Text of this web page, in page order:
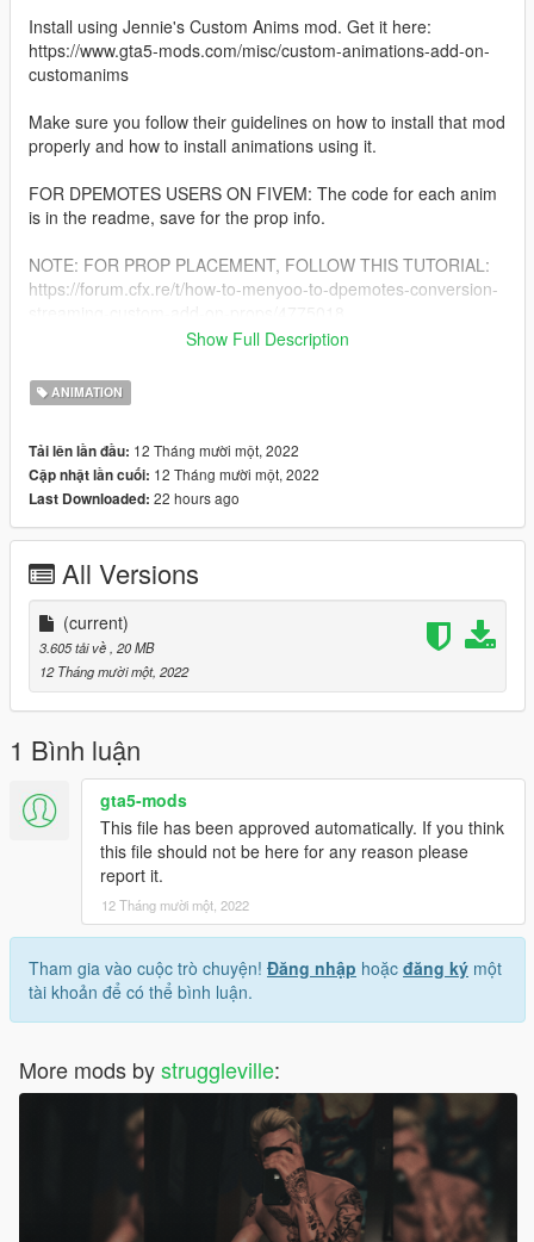
Install using Jennie's Custom Anims mod. Get it here:
https://www.gta5-mods.com/misc/custom-animations-add-on-
customanims
Make sure you follow their guidelines on how to install that mod
properly and how to install animations using it.
FOR DPEMOTES USERS ON FIVEM: The code for each anim
is in the readme, save for the prop info.
NOTE: FOR PROP PLACEMENT, FOLLOW THIS TUTORIAL:
https://forum.cfx.re/t/how-to-menyoo-to-dpemotes-conversion-
There you can find quicker access to my free releases, suggest
others with references to give me ideas for new ones, as well
Join here! >> https://discord.gg/m7P3F7Cwmu <
Show Full Description
ANIMATION
Tải lên lần đầu: 12 Tháng mười một, 2022
Cập nhật lần cuối: 12 Tháng mười một, 2022
Last Downloaded: 22 hours ago
All Versions
(current)
3.605 tải về, 20 MB
12 Tháng mười một, 2022
1 Bình luận
gta5-mods
This file has been approved automatically. If you think
this file should not be here for any reason please
report it.
12 Tháng mười một, 2022
Tham gia vào cuộc trò chuyện! Đăng nhập hoặc đăng ký một
tài khoản để có thể bình luận.
More mods bystruggleville: